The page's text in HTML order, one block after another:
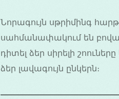
Նորագույն սթրիմինգ
սահմանափակում են
դիտել ձեր սիրելի
ձեր լավագույն ընկերն։